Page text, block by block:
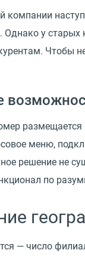
компании
у старых
Чтобы
размещается
меню,
решение не
по
— число